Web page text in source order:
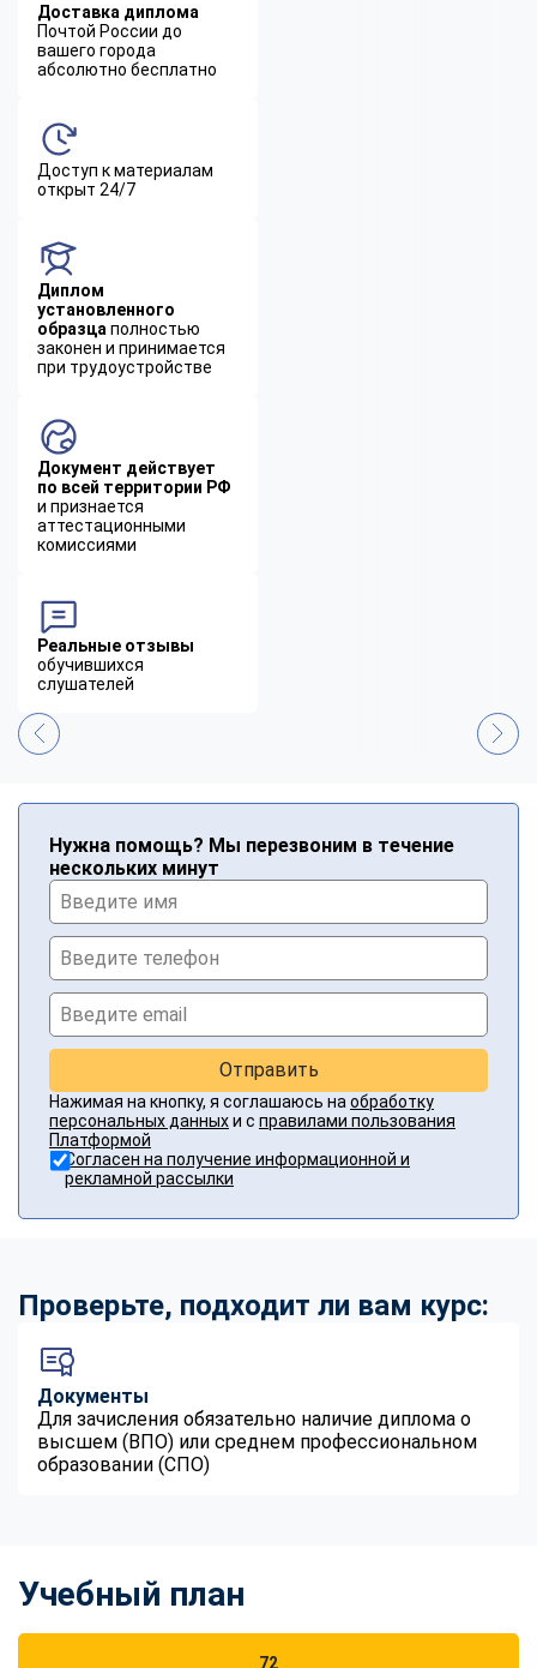
Доставка диплома
Почтой России до
вашего города
абсолютно бесплатно
Доступ к материалам
открыт 24/7
Диплом
установленного
образца полностью
законен и принимается
при трудоустройстве
Документ действует
по всей территории РФ
и признается
аттестационными
комиссиями
Реальные отзывы
обучившихся
слушателей
Нужна помощь? Мы перезвоним в течение
нескольких минут
Отправить
Нажимая на кнопку, я соглашаюсь на обработку
персональных данныхи с правилами пользования
Платформой
Согласен на получение информационной и
рекламной рассылки
Проверьте, подходит ли вам курс:
Документы
Для зачисления обязательно наличие диплома о
высшем (ВПО) или среднем профессиональном
образовании (СПО)
Учебный план
72